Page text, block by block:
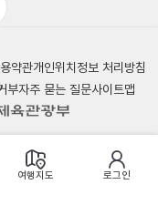
약관개인위치정보 처리방침
부자주 묻는 질문사이트맵
여행지도 로그인